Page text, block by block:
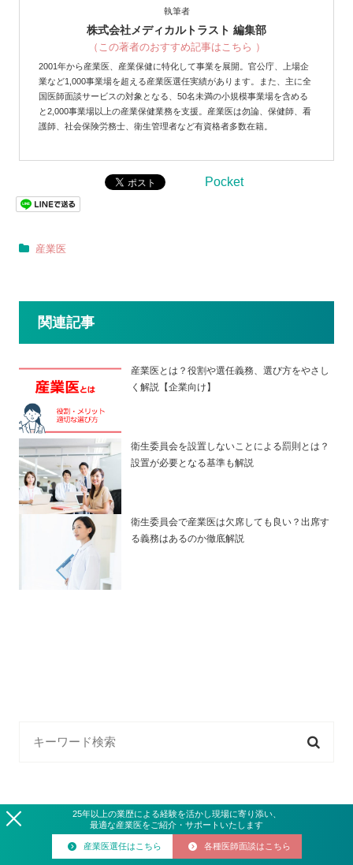
執筆者
株式会社メディカルトラスト 編集部
（この著者のおすすめ記事はこちら ）
2001年から産業医、産業保健に特化して事業を展開。官公庁、上場企
業など1,000事業場を超える産業医選任実績があります。また、主に全
国医師面談サービスの対象となる、50名未満の小規模事業場を含める
と2,000事業場以上の産業保健業務を支援。産業医は勿論、保健師、看
護師、社会保険労務士、衛生管理者など有資格者多数在籍。
Pocket
産業医
関連記事
産業医とは？役割や選任義務、選び方をやさし
く解説【企業向け】
衛生委員会を設置しないことによる罰則とは？
設置が必要となる基準も解説
衛生委員会で産業医は欠席しても良い？出席す
る義務はあるのか徹底解説
カテゴリ一覧
25年以上の業歴による経験を活かし現場に寄り添い、
最適な産業医をご紹介・サポートいたします
産業医選任はこちら 各種医師面談はこちら